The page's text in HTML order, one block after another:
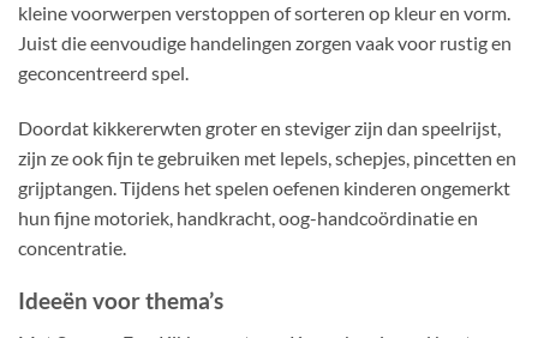
kleine voorwerpen verstoppen of sorteren op kleur en vorm.
Juist die eenvoudige handelingen zorgen vaak voor rustig en
geconcentreerd spel.
Doordat kikkererwten groter en steviger zijn dan speelrijst,
zijn ze ook fijn te gebruiken met lepels, schepjes, pincetten en
grijptangen. Tijdens het spelen oefenen kinderen ongemerkt
hun fijne motoriek, handkracht, oog-handcoördinatie en
concentratie.
Ideeën voor thema’s